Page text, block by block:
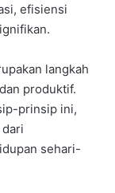
efisiensi
langkah
produktif.
prinsip ini,
sehari-